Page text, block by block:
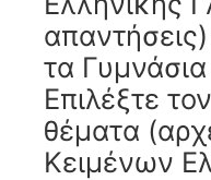
τα
Επιλέξτε
θέματα
Κειμένων